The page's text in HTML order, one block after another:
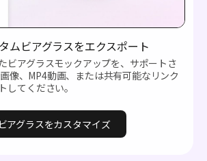
ムビアグラスをエクスポート
ビアグラスモックアップを、サポートさ
像、MP4動画、または共有可能なリンク
してください。
ビアグラスをカスタマイズ